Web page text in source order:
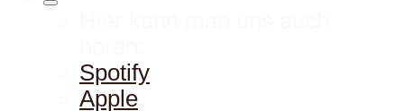
Spotify
Apple